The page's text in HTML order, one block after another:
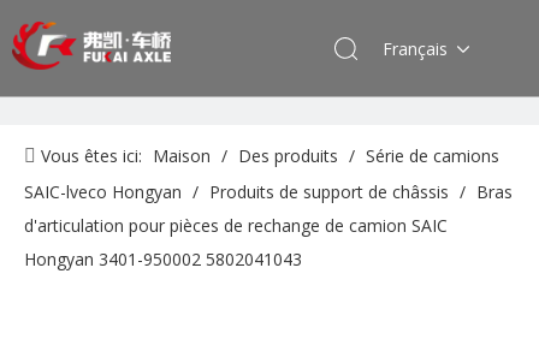
Français
Vous êtes ici: Maison / Des produits / Série de camions
SAIC-lveco Hongyan / Produits de support de châssis / Bras
d'articulation pour pièces de rechange de camion SAIC
Hongyan 3401-950002 5802041043